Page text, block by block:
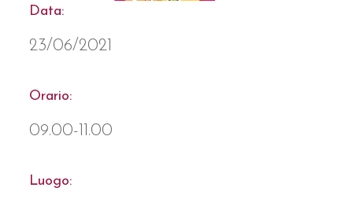
Data:
23/06/2021
Orario:
09.00-11.00
Luogo: